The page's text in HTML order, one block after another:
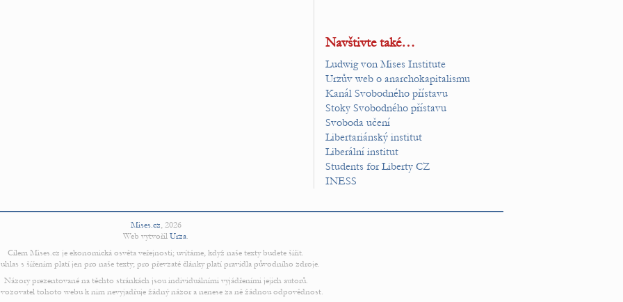
Navštivte také…
Ludwig von Mises Institute
Urzův web o anarchokapitalismu
Kanál Svobodného přístavu
Stoky Svobodného přístavu
Svoboda učení
Libertariánský institut
Liberální institut
Students for Liberty CZ
INESS
Mises.cz, 2026
Web vytvořil Urza.
Cílem Mises.cz je ekonomická osvěta veřejnosti; uvítáme, když naše texty budete šířit.
s šířením platí jen pro naše texty; pro převzaté články platí pravidla původního zdroje.
Názory prezentované na těchto stránkách jsou individuálními vyjádřeními jejich autorů.
tohoto webu k nim nevyjadřuje žádný názor a nenese za ně žádnou odpovědnost.